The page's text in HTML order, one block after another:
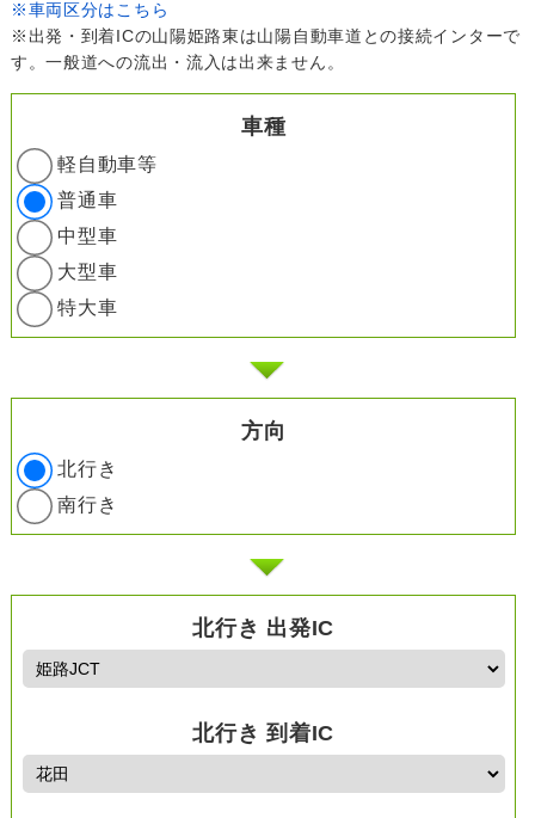
※車両区分はこちら
※出発・到着ICの山陽姫路東は山陽自動車道との接続インターで
す。一般道への流出・流入は出来ません。
車種
軽自動車等
普通車
中型車
大型車
特大車
方向
北行き
南行き
北行き 出発IC
北行き 到着IC